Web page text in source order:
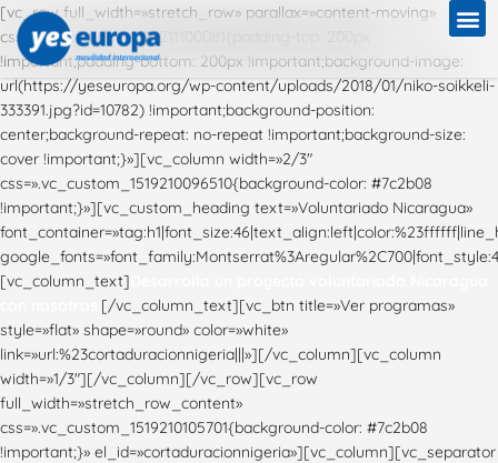
[vc_row full_width=»stretch_row» parallax=»content-moving»
css=».vc_custom_1519211100081{padding-top: 200px
!important;padding-bottom: 200px !important;background-image:
url(https://yeseuropa.org/wp-content/uploads/2018/01/niko-soikkeli-
333391.jpg?id=10782) !important;background-position:
center;background-repeat: no-repeat !important;background-size:
cover !important;}»][vc_column width=»2/3″
css=».vc_custom_1519210096510{background-color: #7c2b08
!important;}»][vc_custom_heading text=»Voluntariado Nicaragua»
[vc_column_text]
[/vc_column_text][vc_btn title=»Ver programas»
style=»flat» shape=»round» color=»white»
link=»url:%23cortaduracionnigeria|||»][/vc_column][vc_column
width=»1/3″][/vc_column][/vc_row][vc_row
full_width=»stretch_row_content»
css=».vc_custom_1519210105701{background-color: #7c2b08
!important;}» el_id=»cortaduracionnigeria»][vc_column][vc_separator